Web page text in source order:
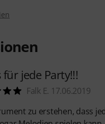
für jede Party!!!
Falk E. 17.06.2019
zu erstehen, dass